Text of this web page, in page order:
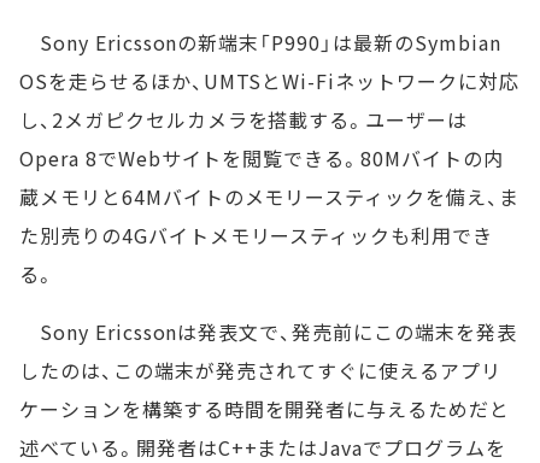
Sony Ericssonの新端末「P990」は最新のSymbian
OSを走らせるほか、UMTSとWi-Fiネットワークに対応
し、2メガピクセルカメラを搭載する。ユーザーは
Opera 8でWebサイトを閲覧できる。80Mバイトの内
蔵メモリと64Mバイトのメモリースティックを備え、ま
た別売りの4Gバイトメモリースティックも利用でき
る。
Sony Ericssonは発表文で、発売前にこの端末を発表
したのは、この端末が発売されてすぐに使えるアプリ
ケーションを構築する時間を開発者に与えるためだと
述べている。開発者はC++またはJavaでプログラムを